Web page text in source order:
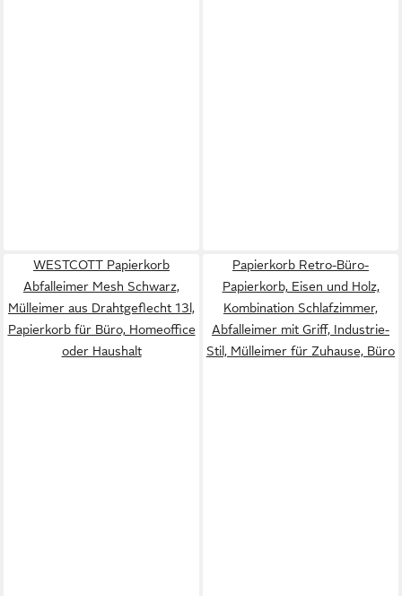
WESTCOTT Papierkorb
Abfalleimer Mesh Schwarz,
Mülleimer aus Drahtgeflecht 13l,
Papierkorb für Büro, Homeoffice
oder Haushalt
Papierkorb Retro-Büro-
Papierkorb, Eisen und Holz,
Kombination Schlafzimmer,
Abfalleimer mit Griff, Industrie-
Stil, Mülleimer für Zuhause, Büro